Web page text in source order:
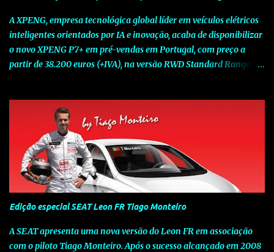
A XPENG, empresa tecnológica global líder em veículos elétricos
inteligentes orientados por IA e inovação, acaba de disponibilizar
o novo XPENG P7+ em pré-vendas em Portugal, com preço a
partir de 38.200 euros (+IVA), na versão RWD Standard Range.
num momento decisivo, em que a indústria automóvel evolui da
mobilidade baseada na potência para a mobilidade baseada na
inteligência. Concebido como um fastback preparado para o
futuro e otimizado por Inteligência Artificial (IA), o novo XPENG
P7+ combina uma arquitetura inteligente avançada, um espaço
de referência no segmento e grande versatilidade para viagens,
compromisso de longo prazo da XPENG com a mobilidade
elétrica centrada no utilizador. O novo XPENG P7+ destaca-se
pela exclusividade do chip TURING AI, que oferece até 750 TOPS
Edição especial SEAT Leon FR Tiago Monteiro
A SEAT apresenta uma nova versão do Leon FR em associação
com o piloto Tiago Monteiro. Após o sucesso alcançado em 2008